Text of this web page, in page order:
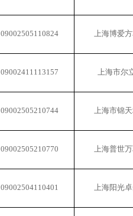
09002505110824 上海博爱
09002411113157 上海市尔
09002505210744 上海市锦
09002505210770 上海普世
09002504110401 上海阳光